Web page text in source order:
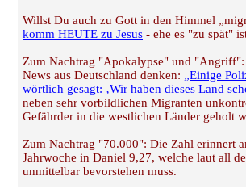
Willst Du auch zu Gott in den Himmel
komm HEUTE zu Jesus - ehe es "zu spät"
Zum Nachtrag "Apokalypse" und "Angriff":
News aus Deutschland denken: „Einige
wörtlich gesagt: ‚Wir haben dieses Land
neben sehr vorbildlichen Migranten
Gefährder in die westlichen Länder geholt
Zum Nachtrag "70.000": Die Zahl erinnert
Jahrwoche in Daniel 9,27, welche laut all
unmittelbar bevorstehen muss.